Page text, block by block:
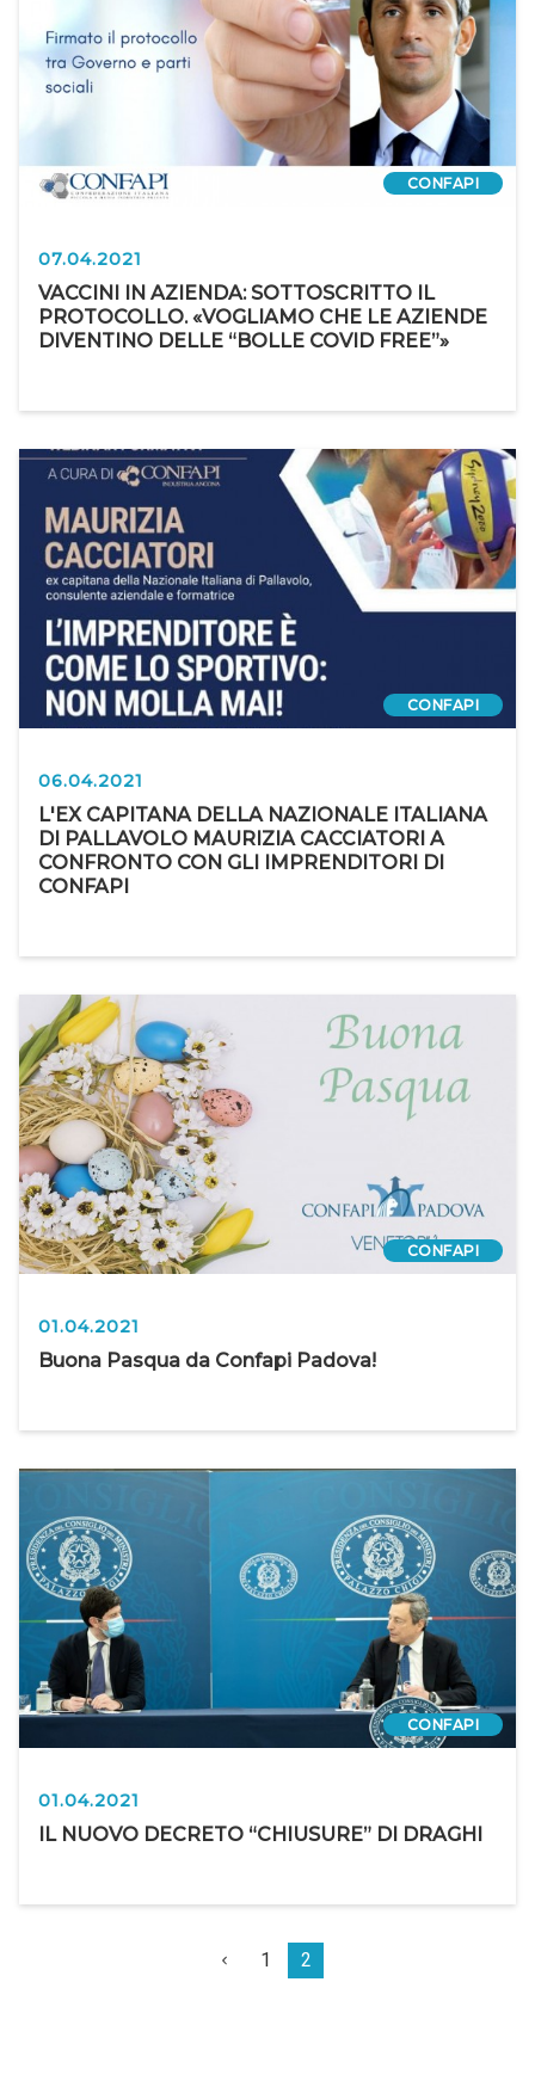
CONFAPI
07.04.2021
VACCINI IN AZIENDA: SOTTOSCRITTO IL
PROTOCOLLO. «VOGLIAMO CHE LE AZIENDE
DIVENTINO DELLE “BOLLE COVID FREE”»
CONFAPI
06.04.2021
L'EX CAPITANA DELLA NAZIONALE ITALIANA
DI PALLAVOLO MAURIZIA CACCIATORI A
CONFRONTO CON GLI IMPRENDITORI DI
CONFAPI
CONFAPI
01.04.2021
Buona Pasqua da Confapi Padova!
CONFAPI
01.04.2021
IL NUOVO DECRETO “CHIUSURE” DI DRAGHI
1 2